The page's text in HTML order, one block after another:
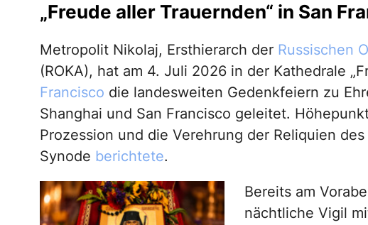
„Freude aller Trauernden“ in San
Metropolit Nikolaj, Ersthierarch der Russischen
(ROKA), hat am 4. Juli 2026 in der Kathedrale
Francisco die landesweiten Gedenkfeiern zu
Shanghai und San Francisco geleitet.
Prozession und die Verehrung der Reliquien
Synode berichtete.
Bereits am
nächtliche Vigil